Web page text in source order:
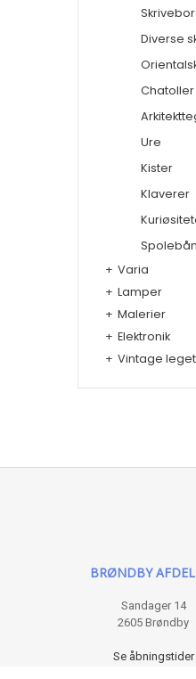
Diverse
Chatoller
Ure
Kister
Klaverer
+ Varia
+ Lamper
+ Malerier
+ Elektronik
+ Vintage
BRØNDBY
Sandager 14
2605 Brøndby
Se åbningstider